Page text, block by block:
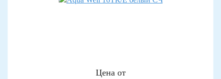
Цена от